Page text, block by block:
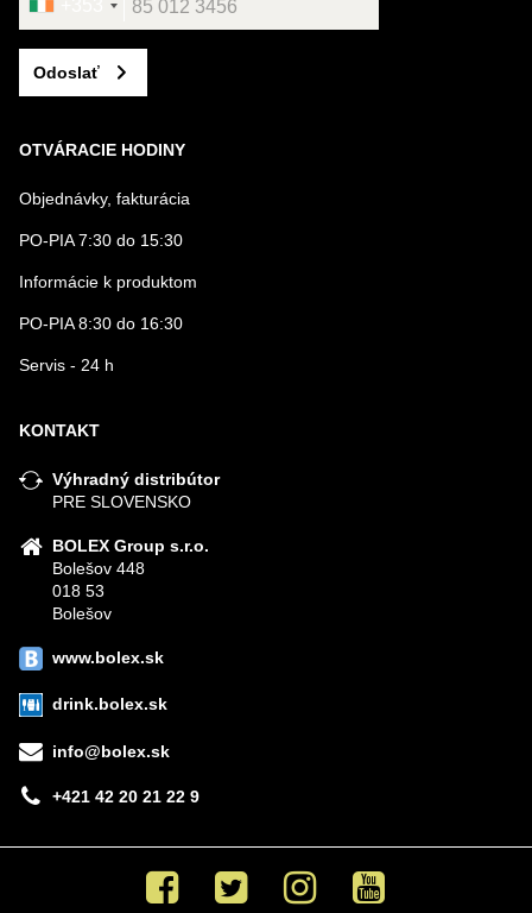
Odoslať
OTVÁRACIE HODINY
Objednávky, fakturácia
PO-PIA 7:30 do 15:30
Informácie k produktom
PO-PIA 8:30 do 16:30
Servis - 24 h
KONTAKT
Výhradný distribútor
PRE SLOVENSKO
BOLEX Group s.r.o.
Bolešov 448
018 53
Bolešov
www.bolex.sk
drink.bolex.sk
info@bolex.sk
+421 42 20 21 22 9
Facebook Twitter Instagram Youtube